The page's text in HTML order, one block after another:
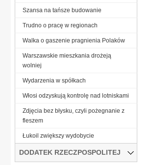
Szansa na tańsze budowanie
Trudno o pracę w regionach
Walka o gaszenie pragnienia Polaków
Warszawskie mieszkania drożeją
wolniej
Wydarzenia w spółkach
Włosi odzyskują kontrolę nad lotniskami
Zdjęcia bez błysku, czyli pożegnanie z
fleszem
Łukoil zwiększy wydobycie
DODATEK RZECZPOSPOLITEJ